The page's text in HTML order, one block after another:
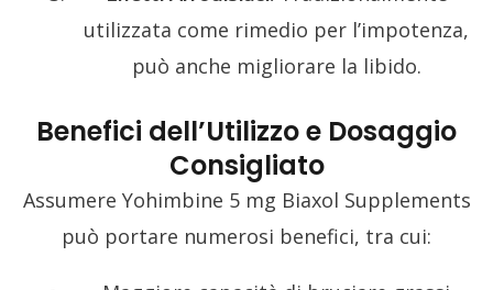
utilizzata come rimedio per l’impotenza,
può anche migliorare la libido.
Benefici dell’Utilizzo e Dosaggio
Consigliato
Assumere Yohimbine 5 mg Biaxol Supplements
può portare numerosi benefici, tra cui: